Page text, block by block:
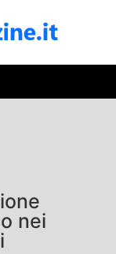
nei